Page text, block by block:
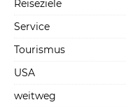
Reiseziele
Service
Tourismus
USA
weitweg